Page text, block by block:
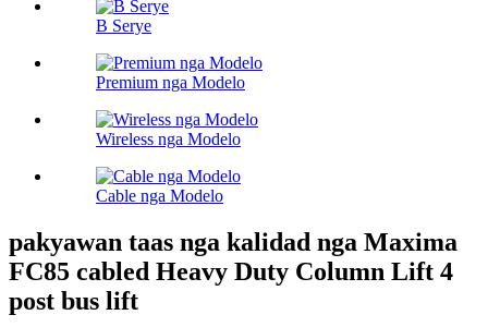
B Serye
Premium nga Modelo
Wireless nga Modelo
Cable nga Modelo
pakyawan taas nga kalidad nga Maxima
FC85 cabled Heavy Duty Column Lift 4
post bus lift